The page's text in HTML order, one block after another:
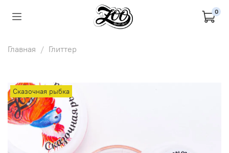
0
Главная Глиттер
Сказочная рыбка